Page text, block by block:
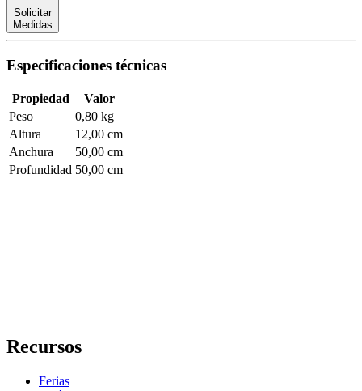
Solicitar
Medidas
Especificaciones técnicas
Propiedad
Valor
Peso
0,80 kg
Altura
12,00 cm
Anchura
50,00 cm
Profundidad 50,00 cm
Recursos
Ferias